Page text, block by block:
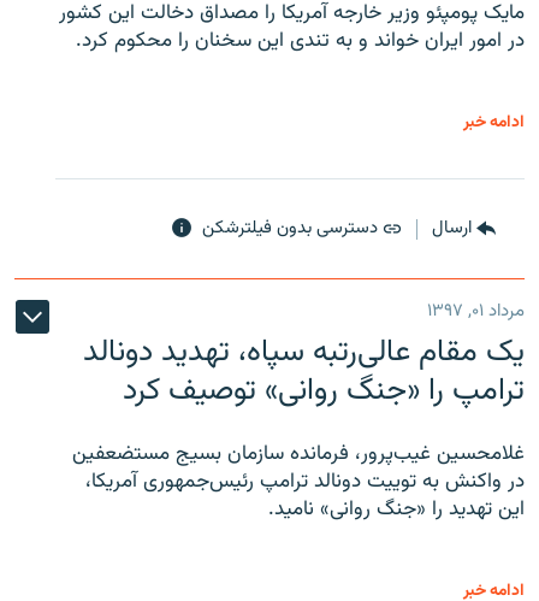
مایک پومپئو وزیر خارجه آمریکا را مصداق دخالت این کشور
در امور ایران خواند و به تندی این سخنان را محکوم کرد.
ادامه خبر
ارسال دسترسی بدون فیلترشکن
مرداد ۰۱, ۱۳۹۷
یک مقام عالی‌رتبه سپاه، تهدید دونالد
ترامپ را «جنگ روانی» توصیف کرد
غلامحسین غیب‌پرور، فرمانده سازمان بسیج مستضعفین
در واکنش به توییت دونالد ترامپ رئیس‌جمهوری آمریکا،
این تهدید را «جنگ روانی» نامید.
ادامه خبر